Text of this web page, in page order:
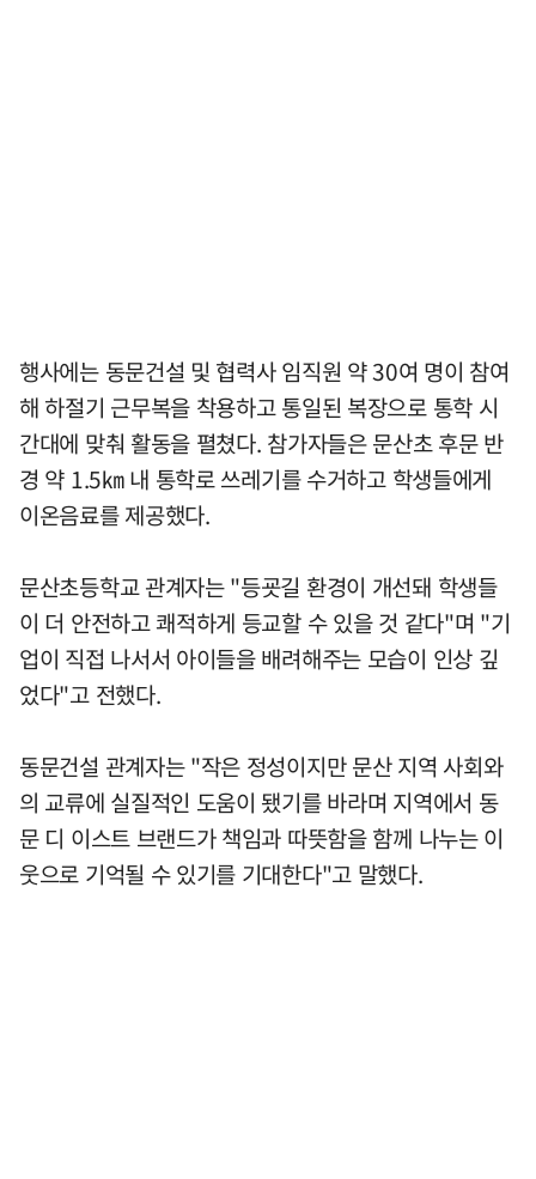
행사에는 동문건설 및 협력사 임직원 약 30여 명이 참여
해 하절기 근무복을 착용하고 통일된 복장으로 통학 시
간대에 맞춰 활동을 펼쳤다. 참가자들은 문산초 후문 반
경 약 1.5㎞ 내 통학로 쓰레기를 수거하고 학생들에게
이온음료를 제공했다.
문산초등학교 관계자는 "등굣길 환경이 개선돼 학생들
이 더 안전하고 쾌적하게 등교할 수 있을 것 같다"며 "기
업이 직접 나서서 아이들을 배려해주는 모습이 인상 깊
었다"고 전했다.
동문건설 관계자는 "작은 정성이지만 문산 지역 사회와
의 교류에 실질적인 도움이 됐기를 바라며 지역에서 동
문 디 이스트 브랜드가 책임과 따뜻함을 함께 나누는 이
웃으로 기억될 수 있기를 기대한다"고 말했다.